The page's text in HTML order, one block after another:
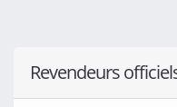
Revendeurs